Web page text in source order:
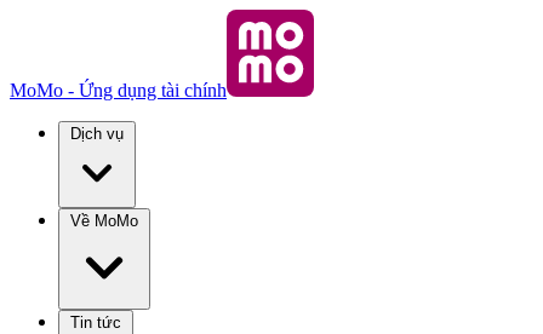
MoMo - Ứng dụng tài chính
Dịch vụ
Về MoMo
Tin tức